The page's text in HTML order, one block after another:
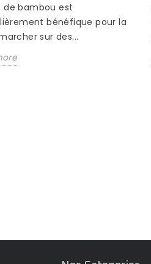
de bambou est
bénéfique pour la
sur des...